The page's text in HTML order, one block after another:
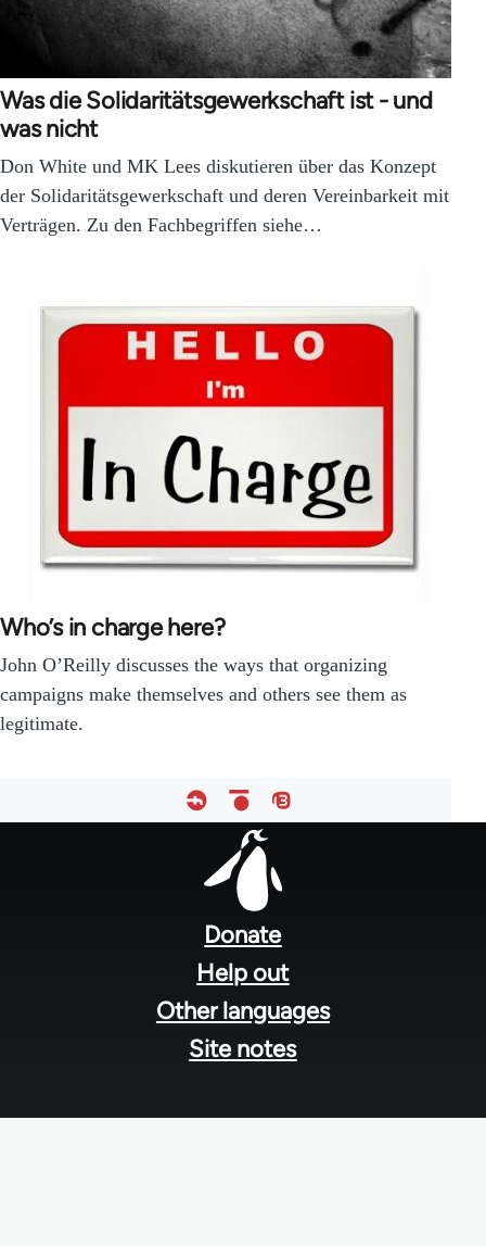
Was die Solidaritätsgewerkschaft ist - und
was nicht
Don White und MK Lees diskutieren über das Konzept
der Solidaritätsgewerkschaft und deren Vereinbarkeit mit
Verträgen. Zu den Fachbegriffen siehe…
Who’s in charge here?
John O’Reilly discusses the ways that organizing
campaigns make themselves and others see them as
legitimate.
Donate
Help out
Other languages
Site notes